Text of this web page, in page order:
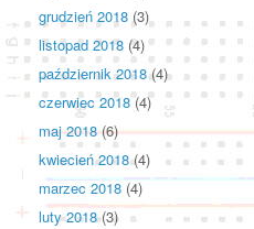
grudzień 2018 (3)
listopad 2018 (4)
październik 2018(4)
czerwiec 2018(4)
maj 2018(6)
kwiecień 2018(4)
marzec 2018 (4)
luty 2018(3)